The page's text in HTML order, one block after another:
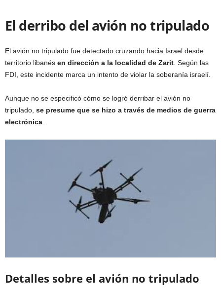
El derribo del avión no tripulado
El avión no tripulado fue detectado cruzando hacia Israel desde
territorio libanés en dirección a la localidad de Zarit . Según las
FDI, este incidente marca un intento de violar la soberanía israelí.
Aunque no se especificó cómo se logró derribar el avión no
tripulado, se presume que se hizo a través de medios de guerra
electrónica
Detalles sobre el avión no tripulado